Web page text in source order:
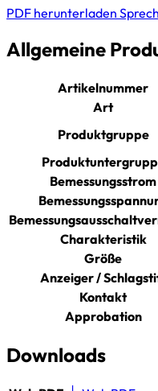
PDF herunterladen
Allgemeine
Artikelnummer
Art
Produktgruppe
Bemessungsstrom
Charakteristik
Größe
Anzeiger /
Kontakt
Approbation
Downloads